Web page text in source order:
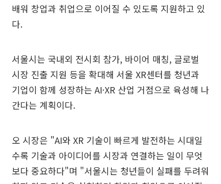
배워 창업과 취업으로 이어질 수 있도록 지원하고 있
다.
서울시는 국내외 전시회 참가, 바이어 매칭, 글로벌
시장 진출 지원 등을 확대해 서울 XR센터를 청년과
기업이 함께 성장하는 AI·XR 산업 거점으로 육성해 나
간다는 계획이다.
오 시장은 "AI와 XR 기술이 빠르게 발전하는 시대일
수록 기술과 아이디어를 시장과 연결하는 일이 무엇
보다 중요하다"며 "서울시는 청년들이 실패를 두려워